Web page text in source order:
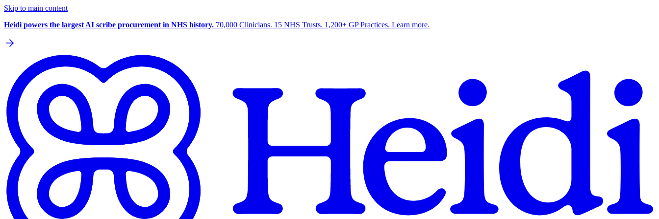
Skip to main content
Heidi powers the largest AI scribe procurement in NHS history. 70,000 Clinicians. 15 NHS Trusts. 1,200+ GP Practices. Learn more.